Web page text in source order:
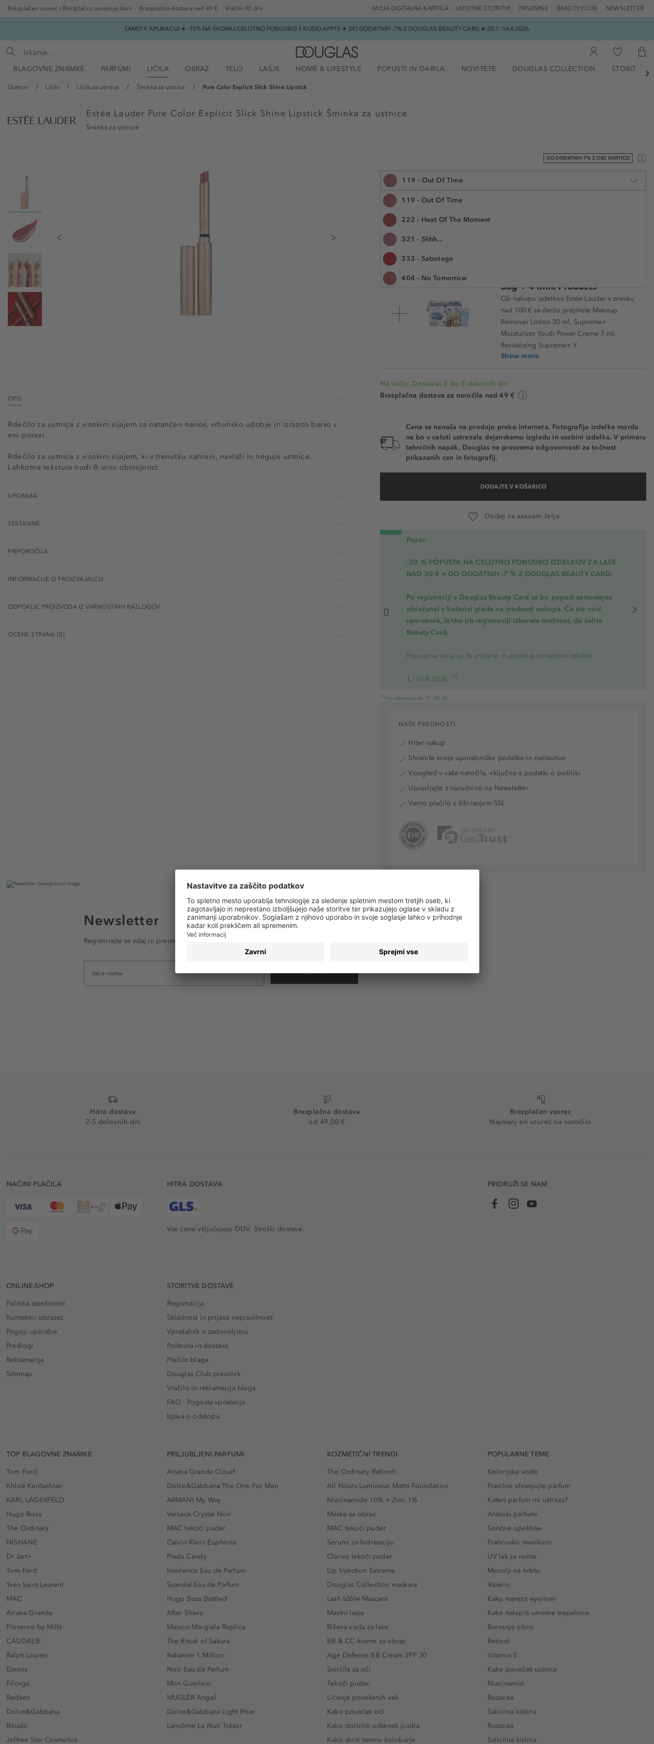
Brezplačen vzorec / Brezplačno zavijanje daril Brezplačna dostava nad 49 € Vračilo 90 dni TRGOVINE BEAUTY CLUB NEWSLETTER
LEPOTNE STORITVE
MOJA DIGITALNA KARTICA
SAMO V APLIKACIJI ★ -15% NA SKORAJ CELOTNO PONUDBO S KODO APP15 ★ DO DODATNIH -7% Z DOUGLAS BEAUTY CARD ★ 20.7.-16.8.2026.
BLAGOVNE ZNAMKE PARFUMI LIČILA OBRAZ TELO LASJE HOME & LIFESTYLE POPUSTI IN DARILA NOVITETE DOUGLAS COLLECTION STORITVE

Domov Ličila Ličila za ustnice Šminka za ustnice Pure Color Explicit Slick Shine Lipstick
Estée Lauder Pure Color Explicit Slick Shine Lipstick Šminka za ustnice
Šminka za ustnice
DO DODATNIH 7% Z DBC KARTICO
119 - Out Of Time
119 - Out Of Time
222 - Heat Of The Moment
321 - Shhh...
333 - Sabotage
404 - No Tomorrow
803 - Second Glance
915 - Score To Settle
7 g
Številka izdelka: EL709966
Bag + 4 Mini Products
Ob nakupu izdelkov Estée Lauder v znesku
nad 100 € za darilo prejmete Makeup
Remover Lotion 30 ml, Supreme+
Moisturizer Youth Power Creme 7 ml,
Revitalizing Supreme+ Y
Show more
Na voljo. Dostava: 2 do 5 delovnih dni
Brezplačna dostava za naročila nad 49 €
Cena se nanaša na prodajo preko interneta. Fotografija izdelka morda
ne bo v celoti ustrezala dejanskemu izgledu in vsebini izdelka. V primeru
tehničnih napak, Douglas ne prevzema odgovornosti za točnost
prikazanih cen in fotografij.
DODAJTE V KOŠARICO
Dodaj na seznam želja
Pozor:
–20 % POPUSTA NA CELOTNO PONUDBO IZDELKOV ZA LASE
NAD 30 € + DO DODATNIH -7 % Z DOUGLAS BEAUTY CARD.
Po registraciji v Douglas Beauty Card se bo popust samodejno
obračunal v košarici glede na vrednost nakupa. Če ste novi
uporabnik, lahko ob registraciji izberete možnost, da želite
Beauty Card.
Popust ne velja za že znižane in posebej označene izdelke.
3.–16.8.2026. *1
*1 Ponudba velja do 17. 08. 26.
OPIS
Rdečilo za ustnice z visokim sijajem za natančen nanos, vrhunsko udobje in izrazito barvo v
eni potezi.
Rdečilo za ustnice z visokim sijajem, ki v trenutku nahrani, navlaži in neguje ustnice.
Lahkotna tekstura nudi 8-urno obstojnost.
UPORABA
SESTAVINE
PRIPOROČILA
INFORMACIJE O PROIZVAJALCU
ODPOKLIC PROIZVODA IZ VARNOSTNIH RAZLOGOV
OCENE STRANK (0)
NAŠE PREDNOSTI
Hiter nakup
Shranite svoje uporabniške podatke in nastavitve
Vpogled v vaša naročila, vključno s podatki o pošiljki
Upravljajte z naročnino na Newsletter
Varno plačilo s šifriranjem SSL
Newsletter
Registrirajte se zdaj in prejmite e-poštna obvestila o vseh trendih in ponudbah!
PRIJAVA
Hitra dostava
2-5 delovnih dni
Brezplačna dostava
od 49,00 €
Brezplačen vzorec
Najmanj en vzorec na naročilo
NAČINI PLAČILA HITRA DOSTAVA
Vse cene vključujejo DDV. Stroški dostave.
PRIDRUŽI SE NAM
ONLINE-SHOP
Politika zasebnosti
Kontaktni obrazec
Pogoji uporabe
Predlogi
Reklamacije
Sitemap
STORITVE DOSTAVE
Registracija
Skladnost in prijava nepravilnosti
Vprašalnik o zadovoljstvu
Poštnina in dostava
Plačilo blaga
Douglas Club pravilnik
Vračilo in reklamacija blaga
FAQ - Pogosta vprašanja
Izjava o odstopu
TOP BLAGOVNE ZNAMKE
Tom Ford
Khloé Kardashian
KARL LAGERFELD
Hugo Boss
The Ordinary
NISHANE
Dr.Jart+
Tom Ford
Yves Saint Laurent
MAC
Ariana Grande
Florence by Mills
CAUDALIE
Ralph Lauren
Elemis
Filorga
Redken
Dolce&Gabbana
Rituals
Jeffree Star Cosmetics
PRILJUBLJENI PARFUMI
Ariana Grande Cloud
Dolce&Gabbana The One For Men
ARMANI My Way
Versace Crystal Noir
MAC tekoči puder
Calvin Klein Euphoria
Prada Candy
Insolence Eau de Parfum
Scandal Eau de Parfum
Hugo Boss Bottled
After Shave
Maison Margiela Replica
The Ritual of Sakura
Rabanne 1 Million
Noir Eau de Parfum
Mon Guerlain
MUGLER Angel
Dolce&Gabbana Light Blue
Lancôme La Nuit Trésor
KOZMETIČNI TRENDI
The Ordinary Retinoli
All Hours Luminous Matte Foundation
Niacinamide 10% + Zinc 1%
Maske za obraz
MAC tekoči puder
Serumi za hidratacijo
Clarins tekoči puder
Lip Injection Extreme
Douglas Collection maskare
Lash Idôle Mascara
Mastni lasje
Riževa voda za lase
BB & CC kreme za obraz
Age Defense BB Cream SPF 30
Senčila za oči
Tekoči puder
Ličenje povešenih vek
Kako povečati oči
Kako določiti odtenek pudra
Kako skriti temne kolobarje
POPULARNE TEME
Kolonjske vode
Pravilno shranjujte parfum
Kateri parfum mi ustreza?
Arabski parfumi
Sončne opekline
Francosko manikuro
UV lak za nohte
Mozolji na hrbtu
Vazelin
Kako nanesti eyeliner
Kako nalepiti umetne trepalnice
Barvanje obrvi
Retinol
Vitamin E
Kako povečati ustnice
Niacinamid
Rozacea
Salicilna kislina
Rozacea
Salicilna kislina